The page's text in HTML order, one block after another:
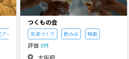
ート表現
つくもの会
友達づくり 飲み会 映画
評価 0件
大阪府